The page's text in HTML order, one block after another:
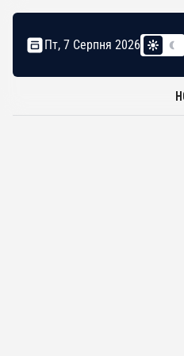
Пт, 7 Серпня 2026